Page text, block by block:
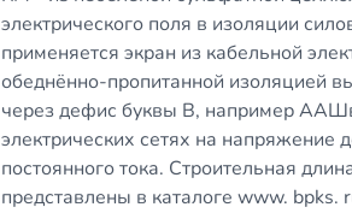
электрического поля в изоляции
применяется экран из кабельной
обеднённо-пропитанной изоляцией
через дефис буквы В, например
электрических сетях на напряжение
постоянного тока. Строительная
представлены в каталоге www. bpks.